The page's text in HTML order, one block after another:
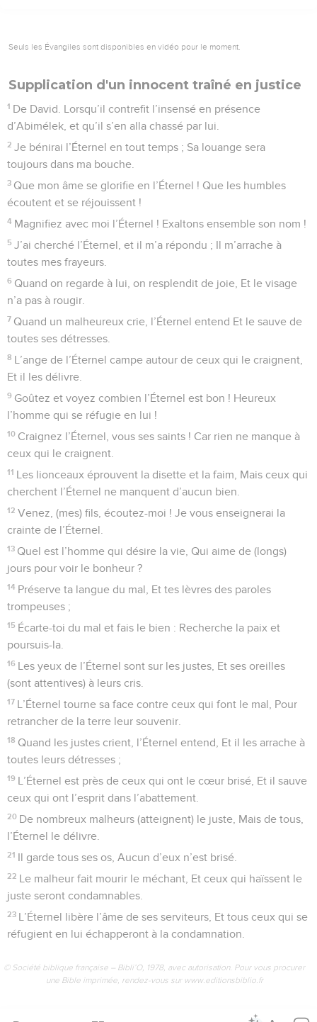
Seuls les Évangiles sont disponibles en vidéo pour le moment.
Supplication d'un innocent traîné en justice
1 De David. Lorsqu’il contrefit l’insensé en présence
d’Abimélek, et qu’il s’en alla chassé par lui.
2 Je bénirai l’Éternel en tout temps ; Sa louange sera
toujours dans ma bouche.
3 Que mon âme se glorifie en l’Éternel ! Que les humbles
écoutent et se réjouissent !
4 Magnifiez avec moi l’Éternel ! Exaltons ensemble son nom !
5 J’ai cherché l’Éternel, et il m’a répondu ; Il m’arrache à
toutes mes frayeurs.
6 Quand on regarde à lui, on resplendit de joie, Et le visage
n’a pas à rougir.
7 Quand un malheureux crie, l’Éternel entend Et le sauve de
toutes ses détresses.
8 L’ange de l’Éternel campe autour de ceux qui le craignent,
Et il les délivre.
9 Goûtez et voyez combien l’Éternel est bon ! Heureux
l’homme qui se réfugie en lui !
10 Craignez l’Éternel, vous ses saints ! Car rien ne manque à
ceux qui le craignent.
11 Les lionceaux éprouvent la disette et la faim, Mais ceux qui
cherchent l’Éternel ne manquent d’aucun bien.
12 Venez, (mes) fils, écoutez-moi ! Je vous enseignerai la
crainte de l’Éternel.
13 Quel est l’homme qui désire la vie, Qui aime de (longs)
jours pour voir le bonheur ?
14 Préserve ta langue du mal, Et tes lèvres des paroles
trompeuses ;
15 Écarte-toi du mal et fais le bien : Recherche la paix et
poursuis-la.
16 Les yeux de l’Éternel sont sur les justes, Et ses oreilles
(sont attentives) à leurs cris.
17 L’Éternel tourne sa face contre ceux qui font le mal, Pour
retrancher de la terre leur souvenir.
18 Quand les justes crient, l’Éternel entend, Et il les arrache à
toutes leurs détresses ;
19 L’Éternel est près de ceux qui ont le cœur brisé, Et il sauve
ceux qui ont l’esprit dans l’abattement.
20 De nombreux malheurs (atteignent) le juste, Mais de tous,
l’Éternel le délivre.
21 Il garde tous ses os, Aucun d’eux n’est brisé.
22 Le malheur fait mourir le méchant, Et ceux qui haïssent le
juste seront condamnables.
23 L’Éternel libère l’âme de ses serviteurs, Et tous ceux qui se
réfugient en lui échapperont à la condamnation.
© Société biblique française – Bibli’O, 1978, avec autorisation. Pour vous procurer
une Bible imprimée, rendez-vous sur www.editionsbiblio.fr